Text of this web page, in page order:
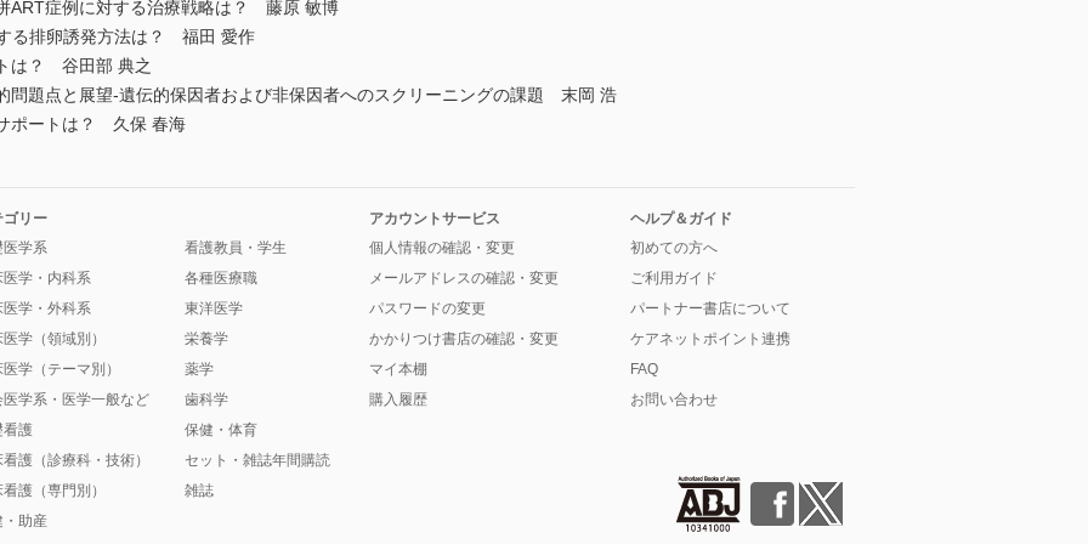
症例に対する治療戦略は？ 藤原 敏博
る排卵誘発方法は？ 福田 愛作
は？ 谷田部 典之
題点と展望-遺伝的保因者および非保因者へのスクリーニングの課題 末岡 浩
ポートは？ 久保 春海
ゴリー
医学系
医学・内科系
医学・外科系
学（領域別）
学（テーマ別）
医学系・医学一般など
看護
護（診療科・技術）
護（専門別）
・助産
看護教員・学生
各種医療職
東洋医学
栄養学
薬学
歯科学
保健・体育
セット・雑誌年間購読
雑誌
アカウントサービス
個人情報の確認・変更
メールアドレスの確認・変更
パスワードの変更
かかりつけ書店の確認・変更
マイ本棚
購入履歴
ヘルプ＆ガイド
初めての方へ
ご利用ガイド
パートナー書店について
ケアネットポイント連携
FAQ
お問い合わせ